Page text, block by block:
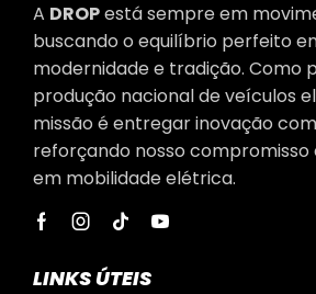
A DROPestá sempre em
buscando o equilíbrio perfeito
modernidade e tradição. Como
produção nacional de veículos
missão é entregar inovação
reforçando nosso
em mobilidade elétrica.
LINKS ÚTEIS